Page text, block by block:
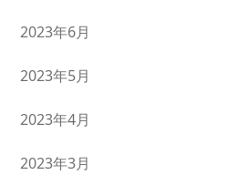
2023年6月
2023年5月
2023年4月
2023年3月